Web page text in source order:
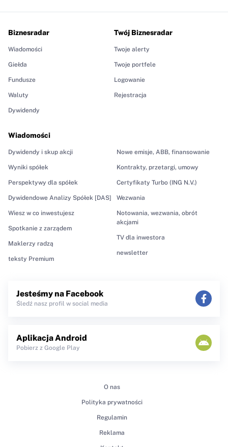
Biznesradar
Wiadomości
Giełda
Fundusze
Waluty
Dywidendy
Wiadomości
Dywidendy i skup akcji
Wyniki spółek
Perspektywy dla spółek
Dywidendowe Analizy Spółek [DAS]
Wiesz w co inwestujesz
Spotkanie z zarządem
Maklerzy radzą
teksty Premium
Nowe emisje, ABB, finansowanie
Kontrakty, przetargi, umowy
Certyfikaty Turbo (ING N.V.)
Wezwania
Notowania, wezwania, obrót
akcjami
TV dla inwestora
newsletter
Twój Biznesradar
Twoje alerty
Twoje portfele
Logowanie
Rejestracja
Jesteśmy na Facebook
Śledź nasz profil w social media
Aplikacja Android
Pobierz z Google Play
O nas
Polityka prywatności
Regulamin
Reklama